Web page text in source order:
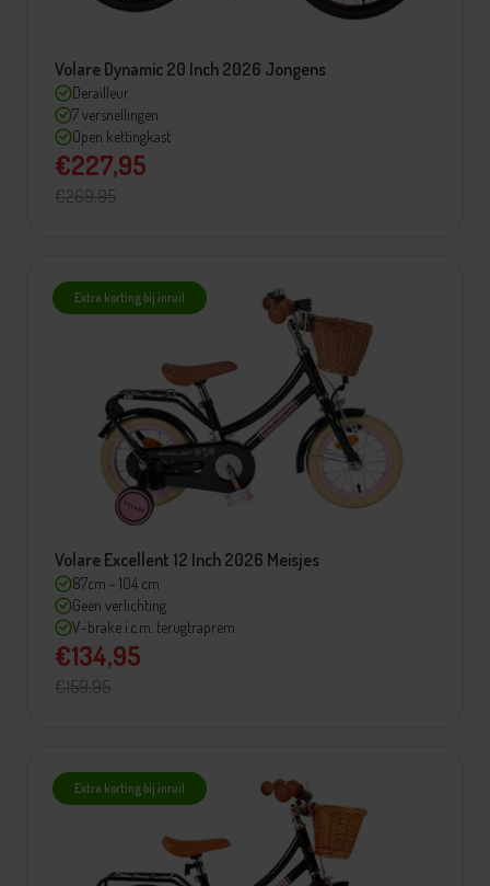
Volare Dynamic 20 Inch 2026 Jongens
Derailleur
7 versnellingen
Open kettingkast
€227,95
€269,95
Extra korting bij inruil
Volare Excellent 12 Inch 2026 Meisjes
87cm - 104 cm
Geen verlichting
V-brake i.c.m. terugtraprem
€134,95
€159,95
Extra korting bij inruil